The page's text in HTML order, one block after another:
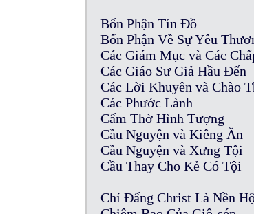
Bổn Phận Tín Đồ
Bổn Phận Về Sự Yêu
Các Giám Mục và Các
Các Giáo Sư Giả Hầu Đến
Các Lời Khuyên và Chào
Các Phước Lành
Cấm Thờ Hình Tượng
Cầu Nguyện và Kiêng Ăn
Cầu Nguyện và Xưng Tội
Cầu Thay Cho Kẻ Có Tội
Chỉ Đấng Christ Là Nền